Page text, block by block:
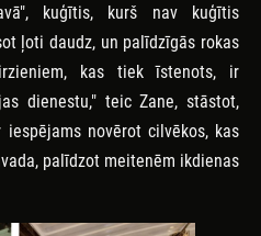
kuģītis, kurš nav kuģītis
ļoti daudz, un palīdzīgās rokas
kas tiek īstenots, ir
dienestu," teic Zane, stāstot,
novērot cilvēkos, kas
palīdzot meitenēm ikdienas